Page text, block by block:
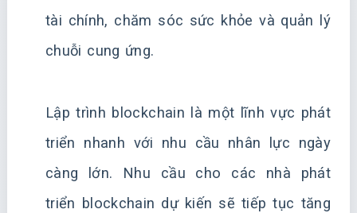
tài chính, chăm sóc sức khỏe và quản lý
chuỗi cung ứng.
Lập trình blockchain là một lĩnh vực phát
triển nhanh với nhu cầu nhân lực ngày
càng lớn. Nhu cầu cho các nhà phát
triển blockchain dự kiến sẽ tiếp tục tăng